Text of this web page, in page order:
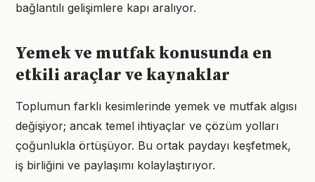
bağlantılı gelişimlere kapı aralıyor.
Yemek ve mutfak konusunda en
etkili araçlar ve kaynaklar
Toplumun farklı kesimlerinde yemek ve mutfak algısı
değişiyor; ancak temel ihtiyaçlar ve çözüm yolları
çoğunlukla örtüşüyor. Bu ortak paydayı keşfetmek,
iş birliğini ve paylaşımı kolaylaştırıyor.